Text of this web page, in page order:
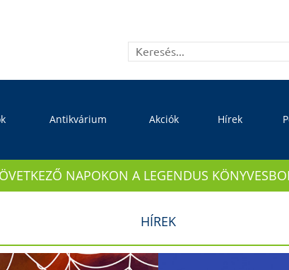
Antikvárium Akciók Hírek
NAPOKON A LEGENDUS
HÍREK